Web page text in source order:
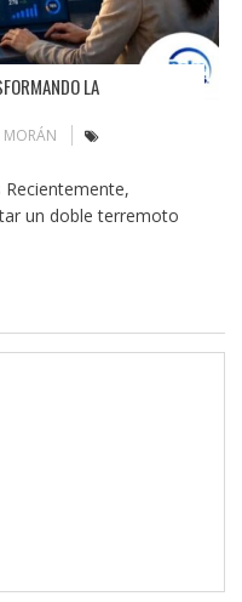
LA
MORÁN
un doble terremoto